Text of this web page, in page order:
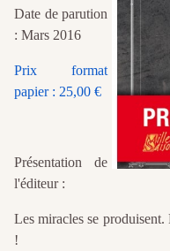
Date de parution
: Mars 2016
Prix format
papier : 25,00 €
Présentation de
l'éditeur :
Les miracles se
!